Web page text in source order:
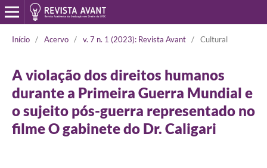
Início / Acervo / v. 7 n. 1 (2023): Revista Avant / Cultural
A violação dos direitos humanos
durante a Primeira Guerra Mundial e
o sujeito pós-guerra representado no
filme O gabinete do Dr. Caligari